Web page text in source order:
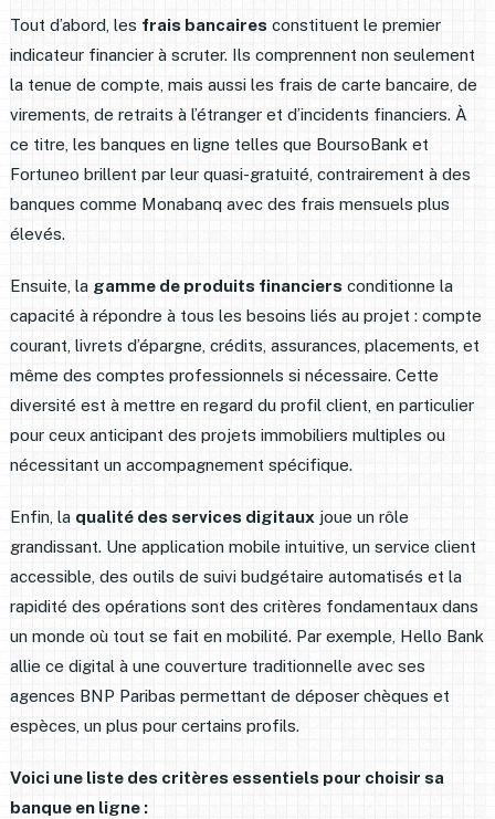
Tout d’abord, les frais bancaires constituent le premier
indicateur financier à scruter. Ils comprennent non seulement
la tenue de compte, mais aussi les frais de carte bancaire, de
virements, de retraits à l’étranger et d’incidents financiers. À
ce titre, les banques en ligne telles que BoursoBank et
Fortuneo brillent par leur quasi-gratuité, contrairement à des
banques comme Monabanq avec des frais mensuels plus
élevés.
Ensuite, la gamme de produits financiers conditionne la
capacité à répondre à tous les besoins liés au projet : compte
courant, livrets d’épargne, crédits, assurances, placements, et
même des comptes professionnels si nécessaire. Cette
diversité est à mettre en regard du profil client, en particulier
pour ceux anticipant des projets immobiliers multiples ou
nécessitant un accompagnement spécifique.
Enfin, la qualité des services digitaux joue un rôle
grandissant. Une application mobile intuitive, un service client
accessible, des outils de suivi budgétaire automatisés et la
rapidité des opérations sont des critères fondamentaux dans
un monde où tout se fait en mobilité. Par exemple, Hello Bank
allie ce digital à une couverture traditionnelle avec ses
agences BNP Paribas permettant de déposer chèques et
espèces, un plus pour certains profils.
Voici une liste des critères essentiels pour choisir sa
banque en ligne :